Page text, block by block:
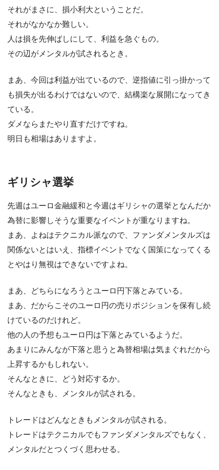
それがまさに、損小利大ということだ。
それがなかなか難しい。
人は損を先伸ばしにして、利益を急ぐもの。
その辺がメンタルが試されるとき。
まあ、今回は利益が出ているので、逆指値に引っ掛かって
も損失が出るわけではないので、結構楽な展開になってき
ている。
ダメならまたやり直すだけですね。
明日も相場はありますよ。
ギリシャ選挙
先週はユーロ金融緩和と今週はギリシャの選挙となんだか
為替に影響しそうな重要なイベントが重なりますね。
まあ、よねはテクニカル派なので、ファンダメンタルズは
関係ないとはいえ、指標イベントでなく国策になってくる
とやはり無視はできないですよね。
まあ、どちらになろうとユーロ円下落とみている。
まあ、だからこそのユーロ円の売りポジションを保有し続
けているのだけれど。
他の人の予想もユーロ円は下落とみているようだ。
あまりにみんなが下落と思うと為替相場は気まぐれだから
上昇するかもしれない。
そんなときに、どう対応するか。
そんなときも、メンタルが試される。
トレードはどんなときもメンタルが試される。
トレードはテクニカルでもファンダメンタルズでもなく、
メンタルだとつくづく思わせる。